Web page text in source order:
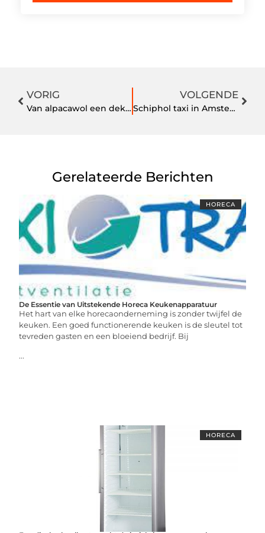
VORIG
Van alpacawol een dekbed bestellen bij een spinnerij
VOLGENDE
Schiphol taxi in Amsterdam, Prive vervoer
Gerelateerde Berichten
HORECA
De Essentie van Uitstekende Horeca Keukenapparatuur
Het hart van elke horecaonderneming is zonder twijfel de
keuken. Een goed functionerende keuken is de sleutel tot
tevreden gasten en een bloeiend bedrijf. Bij
...
HORECA